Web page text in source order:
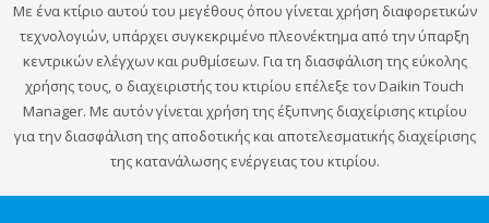
Με ένα κτίριο αυτού του μεγέθους όπου γίνεται χρήση διαφορετικών
τεχνολογιών, υπάρχει συγκεκριμένο πλεονέκτημα από την ύπαρξη
κεντρικών ελέγχων και ρυθμίσεων. Για τη διασφάλιση της εύκολης
χρήσης τους, ο διαχειριστής του κτιρίου επέλεξε τον Daikin Touch
Manager. Με αυτόν γίνεται χρήση της έξυπνης διαχείρισης κτιρίου
για την διασφάλιση της αποδοτικής και αποτελεσματικής διαχείρισης
της κατανάλωσης ενέργειας του κτιρίου.